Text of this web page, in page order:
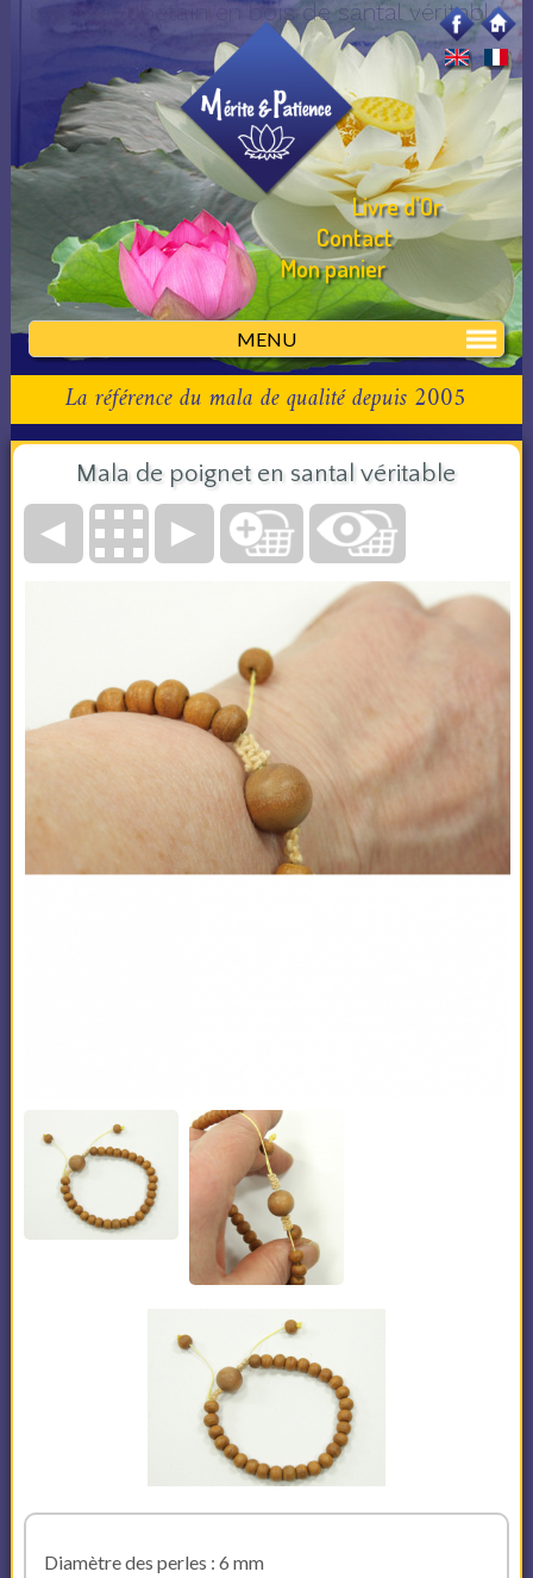
bracelet tibétain en bois de santal véritable
MENU
Livre d'Or
Contact
Mon panier
La référence du mala de qualité depuis 2005
Mala de poignet en santal véritable
◄ ►
Diamètre des perles : 6 mm